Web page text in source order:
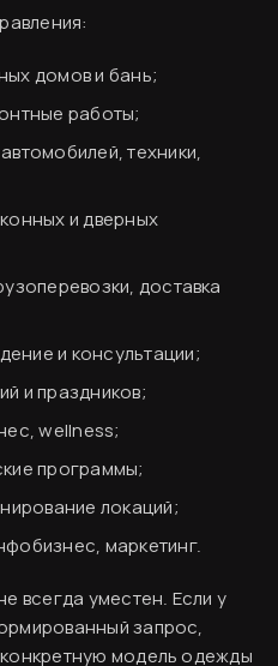
домов и бань;
работы;
техники,
и дверных
доставка
и консультации;
и праздников;
wellness;
программы;
локаций;
маркетинг.
всегда уместен. Если у
запрос,
модель одежды